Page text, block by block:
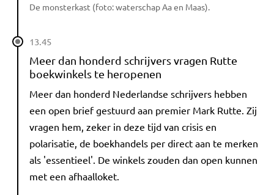
De monsterkast (foto: waterschap Aa en Maas).
13.45
Meer dan honderd schrijvers vragen Rutte
boekwinkels te heropenen
Meer dan honderd Nederlandse schrijvers hebben
een open brief gestuurd aan premier Mark Rutte. Zij
vragen hem, zeker in deze tijd van crisis en
polarisatie, de boekhandels per direct aan te merken
als 'essentieel'. De winkels zouden dan open kunnen
met een afhaalloket.